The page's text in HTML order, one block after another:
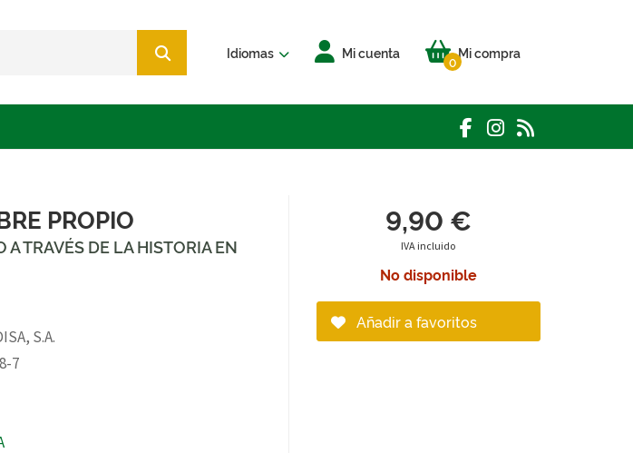
Idiomas Mi cuenta Mi compra
0
PROPIO
A TRAVÉS DE LA HISTORIA EN
S.A.
7
9,90 €
IVA incluido
No disponible
Añadir a favoritos